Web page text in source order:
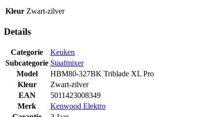
Kleur Zwart-zilver
Details
Categorie
Keuken
Subcategorie Staafmixer
Model
HBM80-327BK Triblade XL Pro
Kleur
Zwart-zilver
EAN
5011423008349
Merk
Kenwood Elektro